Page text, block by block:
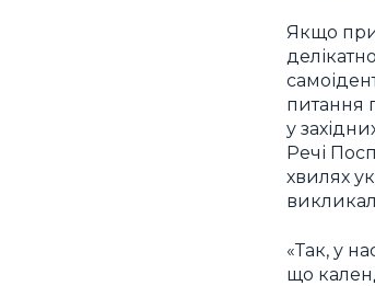
Якщо
питання
у
Речі
хвилях
«Так, у
що